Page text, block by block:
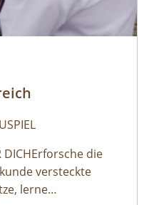
DICHErforsche die
versteckte
lerne